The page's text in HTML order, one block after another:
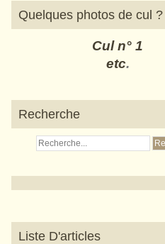
Quelques photos de cul ?
Cul n° 1
etc.
Recherche
Liste D'articles